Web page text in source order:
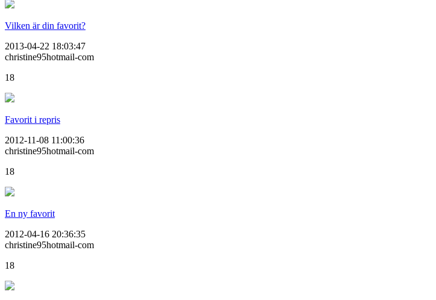
Vilken är din favorit?
2013-04-22 18:03:47
christine95hotmail-com
18
Favorit i repris
2012-11-08 11:00:36
christine95hotmail-com
18
En ny favorit
2012-04-16 20:36:35
christine95hotmail-com
18